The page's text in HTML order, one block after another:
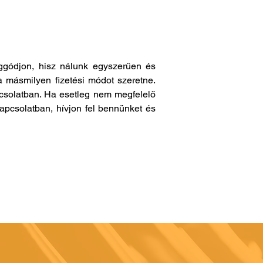
hisz nálunk egyszerűen és
fizetési módot szeretne.
Ha esetleg nem megfelelő
hívjon fel bennünket és